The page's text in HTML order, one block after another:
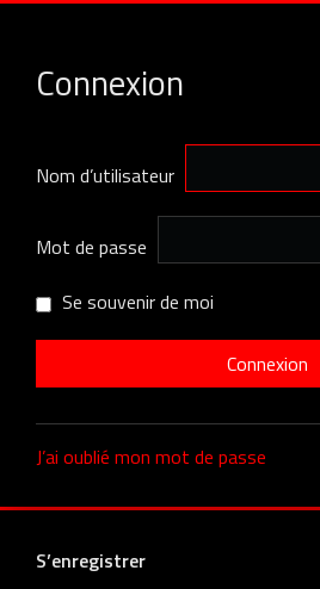
Connexion
Nom d’utilisateur
Mot de passe
Se souvenir de moi
J’ai oublié mon mot de passe
S’enregistrer